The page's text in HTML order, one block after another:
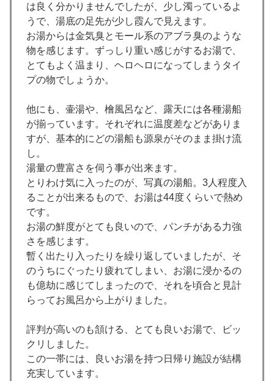
は良く分かりませんでしたが、少し濁っているよ
うで、湯底の足先が少し霞んで見えます。
お湯からは金気臭とモール系のアブラ臭のような
物を感じます。ずっしり重い感じがするお湯で、
とてもよく温まり、ヘロヘロになってしまうタイ
プの物でしょうか。
他にも、壷湯や、檜風呂など、露天には各種湯船
が揃っています。それぞれに温度差などがありま
すが、基本的にどの湯船も源泉がそのまま掛け流
し。
湯量の豊富さを伺う事が出来ます。
とりわけ気に入ったのが、写真の湯船。3人程度入
ることが出来るもので、お湯は44度くらいで熱め
です。
お湯の鮮度がとても良いので、パンチがある力強
さを感じます。
暫く出たり入ったりを繰り返していましたが、そ
のうちにぐったり疲れてしまい、お湯に浸かるの
も億劫に感じてしまったので、それを頃合と見計
らってお風呂から上がりました。
評判が高いのも頷ける、とても良いお湯で、ビッ
クリしました。
この一帯には、良いお湯を持つ日帰り施設が結構
充実しています。